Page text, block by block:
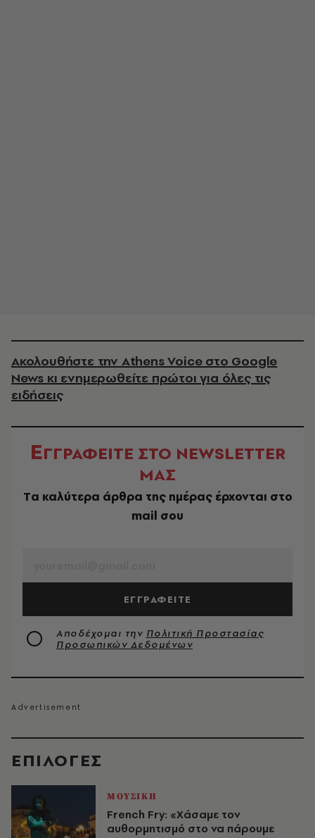
EΠΙΛΟΓΈΣ
ΜΟΥΣΙΚΗ
French Fry: «Χάσαμε τον
αυθορμητισμό στο να πάρουμε
Ακολουθήστε την Athens Voice στο Google
News κι ενημερωθείτε πρώτοι για όλες τις
ειδήσεις
ΕΓΓΡΑΦΕΙΤΕ ΣΤΟ NEWSLETTER
ΜΑΣ
Tα καλύτερα άρθρα της ημέρας έρχονται στο
mail σου
ΕΓΓΡΑΦΕΙΤΕ
Αποδέχομαι την Πολιτική Προστασίας
Προσωπικών Δεδομένων